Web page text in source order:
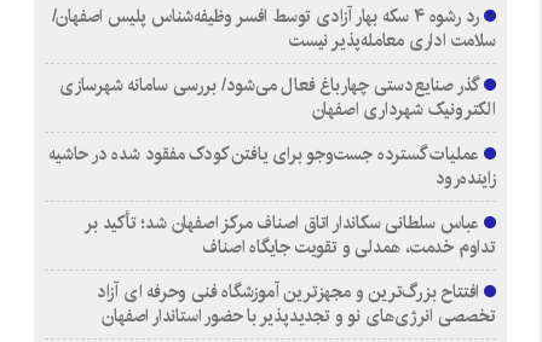
رد رشوه ۴ سکه بهار آزادی توسط افسر وظیفه‌شناس پلیس اصفهان/
سلامت اداری معامله‌پذیر نیست
گذر صنایع‌دستی چهارباغ فعال می‌شود/ بررسی سامانه شهرسازی
الکترونیک شهرداری اصفهان
عملیات گسترده جست‌وجو برای یافتن کودک مفقود شده در حاشیه
زاینده‌رود
عباس سلطانی سکاندار اتاق اصناف مرکز اصفهان شد؛ تأکید بر
تداوم خدمت، همدلی و تقویت جایگاه اصناف
افتتاح بزرگ‌ترین و مجهزترین آموزشگاه فنی وحرفه ای آزاد
تخصصی انرژی‌های نو و تجدیدپذیر با حضور استاندار اصفهان